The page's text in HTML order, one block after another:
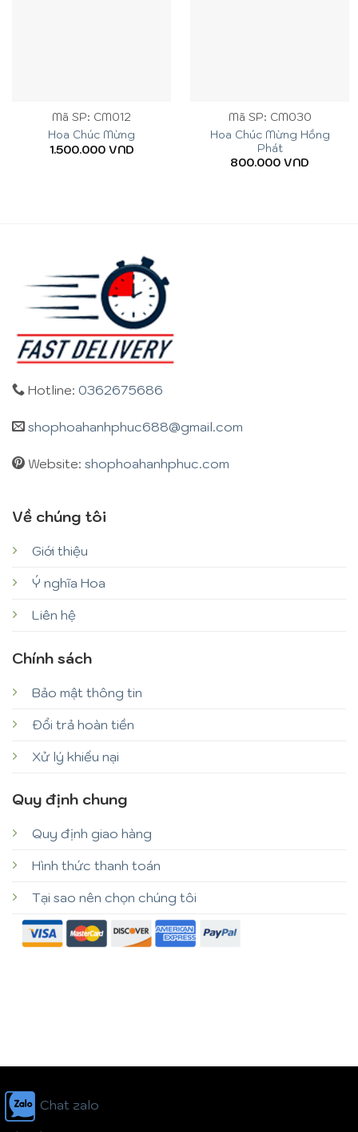
Mã SP: CM012
Hoa Chúc Mừng
1.500.000VND
Mã SP: CM030
Hoa Chúc Mừng Hồng
Phát
800.000 VND
Hotline: 0362675686
shophoahanhphuc688@gmail.com
Website: shophoahanhphuc.com
Về chúng tôi
Giới thiệu
Ý nghĩa Hoa
Liên hệ
Chính sách
Bảo mật thông tin
Đổi trả hoàn tiền
Xử lý khiếu nại
Quy định chung
Quy định giao hàng
Hình thức thanh toán
Tại sao nên chọn chúng tôi
Chat zalo